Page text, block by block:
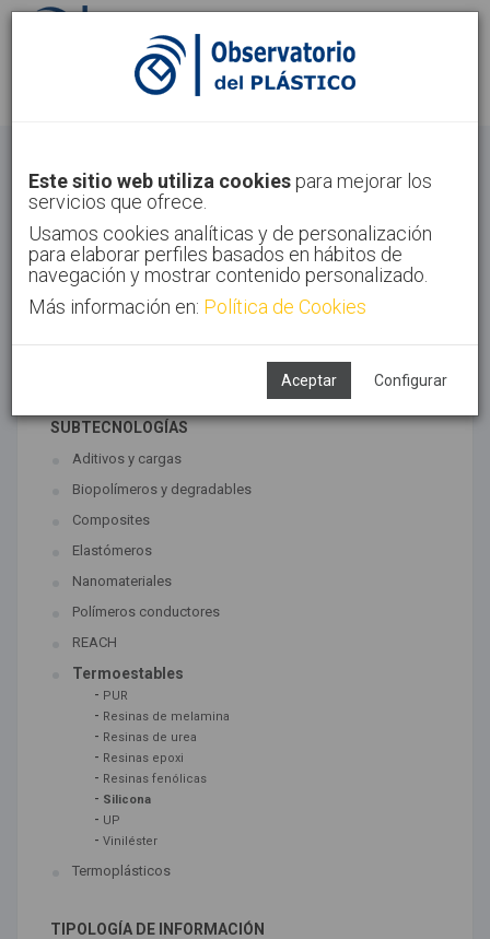
Identifícate Regístrate
Inicio Tecnologías Materiales
Este sitio web utiliza cookies para mejorar los
servicios que ofrece.
Usamos cookies analíticas y de personalización
para elaborar perfiles basados en hábitos de
navegación y mostrar contenido personalizado.
Más información en: Política de Cookies
Aceptar Configurar
TECNOLOGÍAS ASOCIADAS
SUBTECNOLOGÍAS
Aditivos y cargas
Biopolímeros y degradables
Composites
Elastómeros
Nanomateriales
Polímeros conductores
REACH
Termoestables
- PUR
- Resinas de melamina
- Resinas de urea
- Resinas epoxi
- Resinas fenólicas
- Silicona
- UP
- Viniléster
Termoplásticos
TIPOLOGÍA DE INFORMACIÓN